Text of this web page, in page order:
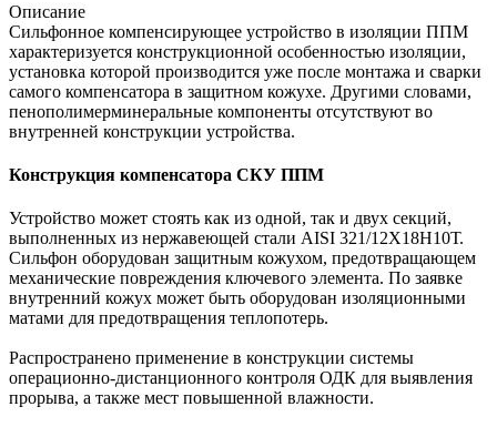
Описание
Сильфонное компенсирующее устройство в изоляции ППМ
характеризуется конструкционной особенностью изоляции,
установка которой производится уже после монтажа и сварки
самого компенсатора в защитном кожухе. Другими словами,
пенополимерминеральные компоненты отсутствуют во
внутренней конструкции устройства.
Конструкция компенсатора СКУ ППМ
Устройство может стоять как из одной, так и двух секций,
выполненных из нержавеющей стали AISI 321/12Х18Н10Т.
Сильфон оборудован защитным кожухом, предотвращающем
механические повреждения ключевого элемента. По заявке
внутренний кожух может быть оборудован изоляционными
матами для предотвращения теплопотерь.
Распространено применение в конструкции системы
операционно-дистанционного контроля ОДК для выявления
прорыва, а также мест повышенной влажности.